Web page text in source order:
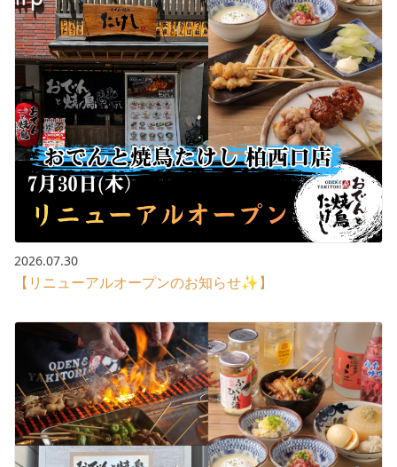
2026.07.30
【リニューアルオープンのお知らせ✨】